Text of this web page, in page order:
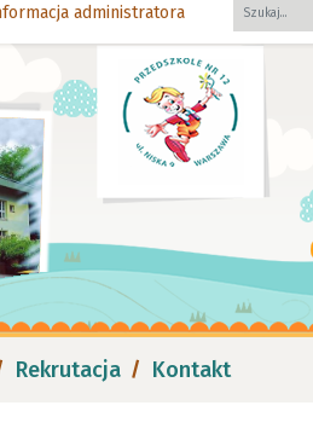
administratora
Fraza
Rekrutacja Kontakt